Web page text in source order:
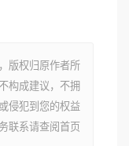
版权归原作者所
构成建议，不拥
侵犯到您的权益
联系请查阅首页